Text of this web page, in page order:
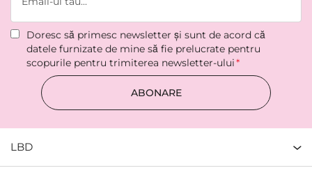
Doresc să primesc newsletter şi sunt de acord că
datele furnizate de mine să fie prelucrate pentru
scopurile pentru trimiterea newsletter-ului
ABONARE
LBD